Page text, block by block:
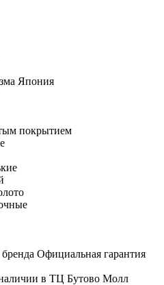
Япония
покрытием
Официальная гарантия
в ТЦ Бутово Молл